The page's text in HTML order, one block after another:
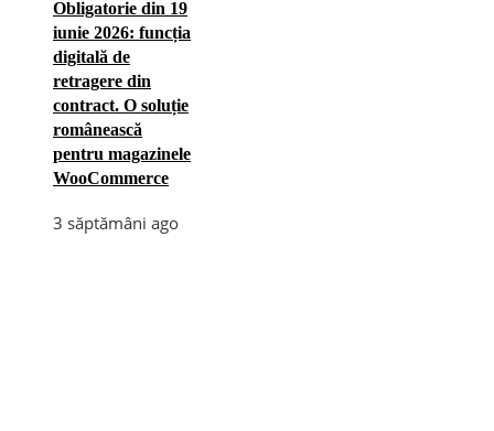
Obligatorie din 19
iunie 2026: funcția
digitală de
retragere din
contract. O soluție
românească
pentru magazinele
WooCommerce
3 săptămâni ago